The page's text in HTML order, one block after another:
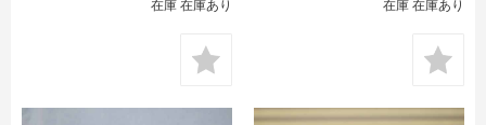
在庫 在庫あり 在庫 在庫あり